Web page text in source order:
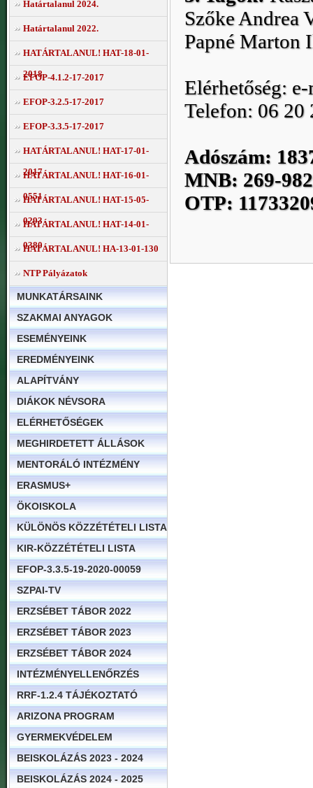
Határtalanul 2024.
Határtalanul 2022.
HATÁRTALANUL! HAT-18-01-
2018
EFOP-4.1.2-17-2017
EFOP-3.2.5-17-2017
EFOP-3.3.5-17-2017
HATÁRTALANUL! HAT-17-01-
2017
HATÁRTALANUL! HAT-16-01-
0551
HATÁRTALANUL! HAT-15-05-
0293
HATÁRTALANUL! HAT-14-01-
0380
HATÁRTALANUL! HA-13-01-130
NTP Pályázatok
MUNKATÁRSAINK
SZAKMAI ANYAGOK
ESEMÉNYEINK
EREDMÉNYEINK
ALAPÍTVÁNY
DIÁKOK NÉVSORA
ELÉRHETŐSÉGEK
MEGHIRDETETT ÁLLÁSOK
MENTORÁLÓ INTÉZMÉNY
ERASMUS+
ÖKOISKOLA
KÜLÖNÖS KÖZZÉTÉTELI LISTA
KIR-KÖZZÉTÉTELI LISTA
EFOP-3.3.5-19-2020-00059
SZPAI-TV
ERZSÉBET TÁBOR 2022
ERZSÉBET TÁBOR 2023
ERZSÉBET TÁBOR 2024
INTÉZMÉNYELLENŐRZÉS
RRF-1.2.4 TÁJÉKOZTATÓ
ARIZONA PROGRAM
GYERMEKVÉDELEM
BEISKOLÁZÁS 2023 - 2024
BEISKOLÁZÁS 2024 - 2025
Szőke Andrea
Papné Marton
Elérhetőség:
Telefon: 06 20
Adószám:
MNB: 269-
OTP: